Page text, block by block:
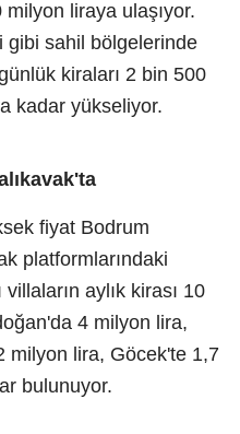
milyon liraya ulaşıyor.
gibi sahil bölgelerinde
kiraları 2 bin 500
kadar yükseliyor.
fiyat Bodrum
platformlarındaki
aylık kirası 10
4 milyon lira,
milyon lira, Göcek'te 1,7
bulunuyor.